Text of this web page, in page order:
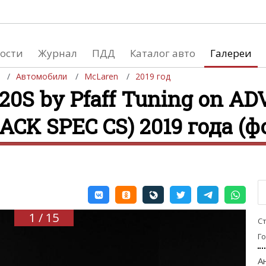
Журнал ПДД Каталог авто Галереи
Автомобили McLaren 2019 год
by Pfaff Tuning on
SPEC CS) 2019 года
и автомобили
и мото
Автосалоны
Список мировых автосалонов
1 / 15